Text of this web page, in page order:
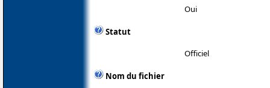
Oui
Statut
Officiel
Nom du fichier